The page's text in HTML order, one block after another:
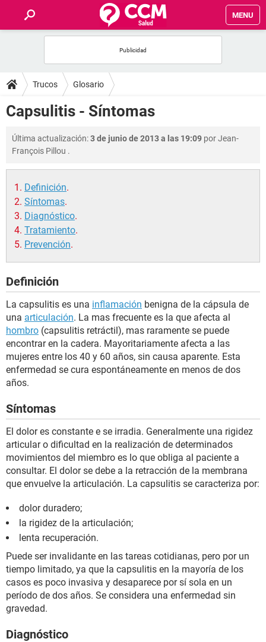
MENU
FOROS
SALUD
FAMILIA
NUTRICIÓN
BIENESTAR
SEXUALIDAD
Trucos Glosario
Capsulitis - Síntomas
Última actualización:3 de junio de 2013 a las 19:09 porJean-
François Pillou .
Definición.
Síntomas.
Diagnóstico.
Tratamiento.
Prevención.
Definición
La capsulitis es una inflamación benigna de la cápsula de
una articulación. La mas frecuente es la que afecta al
hombro (capsulitis retráctil), mas raramente se puede
encontrar en la cadera. Mayoritariamente afecta a las
mujeres entre los 40 y 60 años, sin causa aparente. Esta
enfermedad se cura espontáneamente en menos de dos
años.
Síntomas
El dolor es constante e se irradia. Generalmente una rigidez
articular o dificultad en la realización de determinados
movimientos del miembro es lo que obliga al paciente a
consultar. El dolor se debe a la retracción de la membrana
que envuelve la articulación. La capsulitis se caracteriza por:
dolor duradero;
la rigidez de la articulación;
lenta recuperación.
Puede ser invalidante en las tareas cotidianas, pero por un
tiempo limitado, ya que la capsulitis en la mayoría de los
casos es poco invasiva y desaparece por sí sola en un
período de dos años. Se considera una enfermedad sin
gravedad.
Diagnóstico